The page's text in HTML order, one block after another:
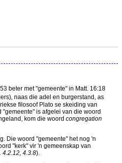
beter met "gemeente" in Matt. 16:18
naas die adel en burgerstand, as
filosoof Plato se skeiding van
is afgelei van die woord
kom die woord congregation
Die woord "gemeente" het nog 'n
"kerk" vir 'n gemeenskap van
4.2.12, 4.3.8).